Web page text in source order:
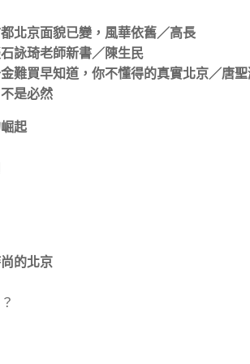
都北京面貌已變，風華依舊／高長
石詠琦老師新書／陳生民
金難買早知道，你不懂得的真實北京／唐
是必然
起
的北京